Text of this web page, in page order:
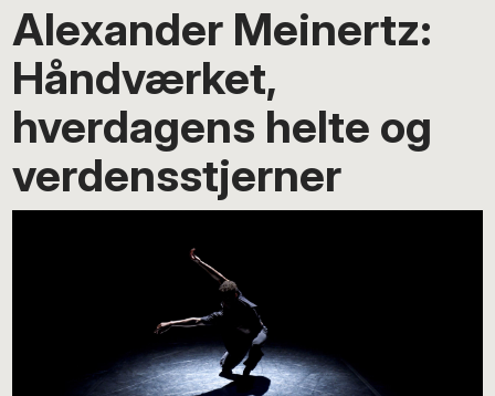
Alexander Meinertz:
Håndværket,
hverdagens helte og
verdensstjerner